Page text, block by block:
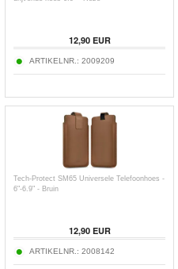
12,90EUR
ARTIKELNR.: 2009209
Tech-Protect SM65 Universele Telefoonhoes -
6"-6.9" - Bruin
12,90EUR
ARTIKELNR.: 2008142